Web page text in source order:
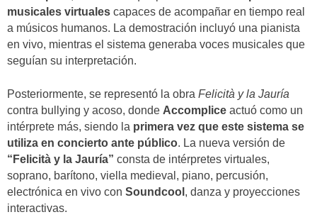
musicales virtuales capaces de acompañar en tiempo real
a músicos humanos. La demostración incluyó una pianista
en vivo, mientras el sistema generaba voces musicales que
seguían su interpretación.
Posteriormente, se representó la obra Felicità y la Jauría
contra bullying y acoso, donde Accomplice actuó como un
intérprete más, siendo la primera vez que este sistema se
utiliza en concierto ante público. La nueva versión de
“Felicità y la Jauría” consta de intérpretes virtuales,
soprano, barítono, viella medieval, piano, percusión,
electrónica en vivo con Soundcool , danza y proyecciones
interactivas.